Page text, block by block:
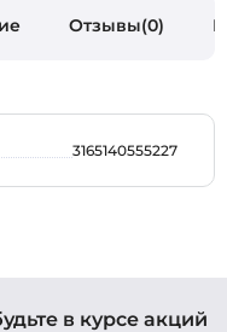
Отзывы(0)
3165140555227
в курсе акций